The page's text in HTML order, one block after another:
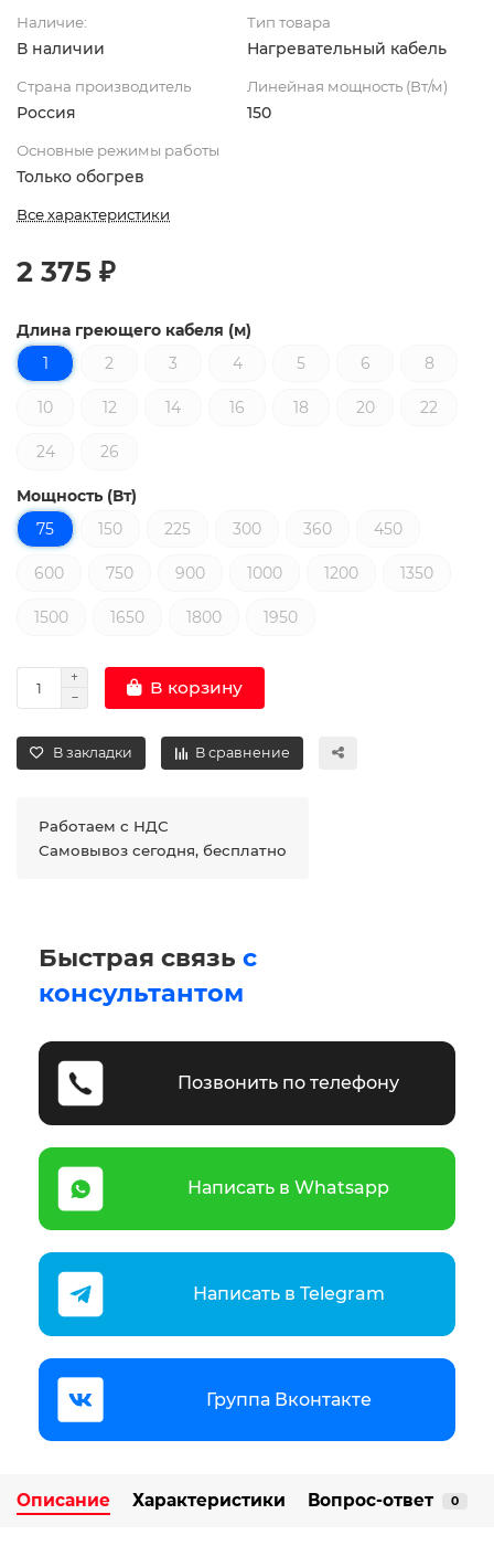
Наличие:
В наличии
Тип товара
Нагревательный кабель
Страна производитель
Россия
Линейная мощность (Вт/м)
150
Основные режимы работы
Только обогрев
Все характеристики
2 375 ₽
Длина греющего кабеля (м)
1
2 3 4 5 6 8
10 12 14 16 18 20 22
24 26
Мощность (Вт)
75
150 225 300 360 450
600 750 900 1000 1200 1350
1500 1650 1800 1950
В корзину
В закладки В сравнение
Работаем с НДС
Самовывоз сегодня, бесплатно
Быстрая связь с
консультантом
Позвонить по телефону
Написать в Whatsapp
Написать в Telegram
Группа Вконтакте
Описание Характеристики Вопрос-ответ 0